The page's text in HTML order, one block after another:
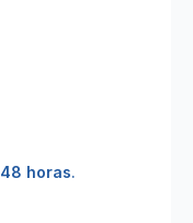
48 horas.